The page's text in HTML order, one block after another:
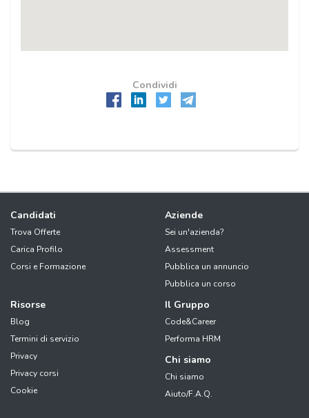
Condividi
Candidati
Trova Offerte
Carica Profilo
Corsi e Formazione
Aziende
Sei un'azienda?
Assessment
Pubblica un annuncio
Pubblica un corso
Risorse
Blog
Termini di servizio
Privacy
Privacy corsi
Cookie
Il Gruppo
Code&Career
Performa HRM
Chi siamo
Chi siamo
Aiuto/F.A.Q.